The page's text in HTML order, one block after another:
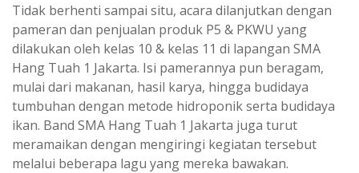
Tidak berhenti sampai situ, acara dilanjutkan dengan
pameran dan penjualan produk P5 & PKWU yang
dilakukan oleh kelas 10 & kelas 11 di lapangan SMA
Hang Tuah 1 Jakarta. Isi pamerannya pun beragam,
mulai dari makanan, hasil karya, hingga budidaya
tumbuhan dengan metode hidroponik serta budidaya
ikan. Band SMA Hang Tuah 1 Jakarta juga turut
meramaikan dengan mengiringi kegiatan tersebut
melalui beberapa lagu yang mereka bawakan.